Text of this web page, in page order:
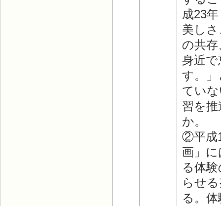
成23
美し
の共
身近
す。
てい
習を
か。
②平成
画」
る体
らせ
る。